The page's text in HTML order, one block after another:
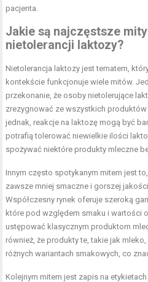
pacjenta.
Jakie są najczęstsze
nietolerancji laktozy?
Nietolerancja laktozy jest tematem,
kontekście funkcjonuje wiele mitów.
przekonanie, że osoby nietolerujące
zrezygnować ze wszystkich
jednak, reakcje na laktozę mogą być
potrafią tolerować niewielkie ilości
spożywać niektóre produkty mleczne
Innym często spotykanym mitem jest
zawsze mniej smaczne i gorszej
Współczesny rynek oferuje szeroką
które pod względem smaku i wartości
ustępować klasycznym produktom
również, że produkty te, takie jak
różnych wariantach smakowych, co
Kolejnym mitem jest zapis na